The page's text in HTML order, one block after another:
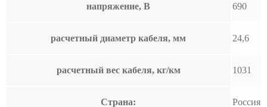
напряжение, В 690
расчетный диаметр кабеля, мм 24,6
расчетный вес кабеля, кг/км 1031
Страна: Россия